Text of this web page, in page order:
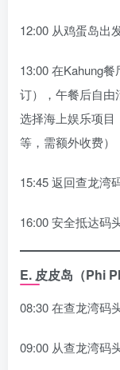
12:00 从鸡蛋岛出
13:00 在Kahung
订），午餐后自由
选择海上娱乐项
等，需额外收费）
15:45 返回查龙湾
16:00 安全抵达码
E. 皮皮岛（Phi
08:30 在查龙湾码
09:00 从查龙湾码